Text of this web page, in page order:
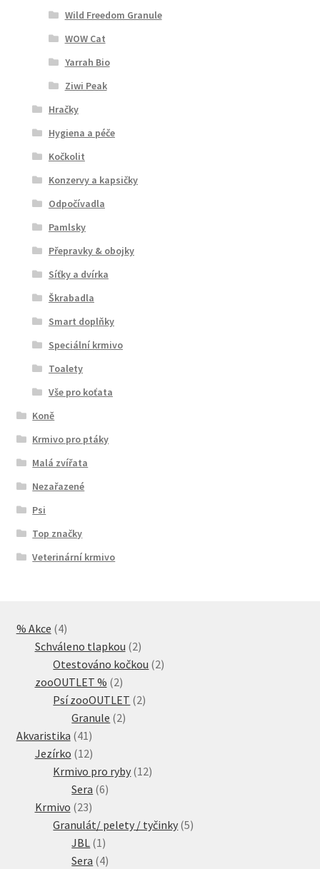
Wild Freedom Granule
WOW Cat
Yarrah Bio
Ziwi Peak
Hračky
Hygiena a péče
Kočkolit
Konzervy a kapsičky
Odpočívadla
Pamlsky
Přepravky & obojky
Síťky a dvírka
Škrabadla
Smart doplňky
Speciální krmivo
Toalety
Vše pro koťata
Koně
Krmivo pro ptáky
Malá zvířata
Nezařazené
Psi
Top značky
Veterinární krmivo
% Akce 44
produkty
Schváleno tlapkou 22
produkty
Otestováno kočkou 22
zooOUTLET % 22
produkty
Psí zooOUTLET 22
Granule 22
Akvaristika 41 41
produktů
Jezírko 1212
produktů
Krmivo pro ryby 1212
Sera 66
Krmivo 2323
produktů
Granulát/ pelety / tyčinky 55
JBL 1 1
produkt
Sera 44